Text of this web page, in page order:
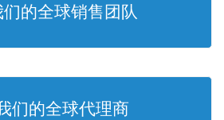
的全球销售团队
们的全球代理商